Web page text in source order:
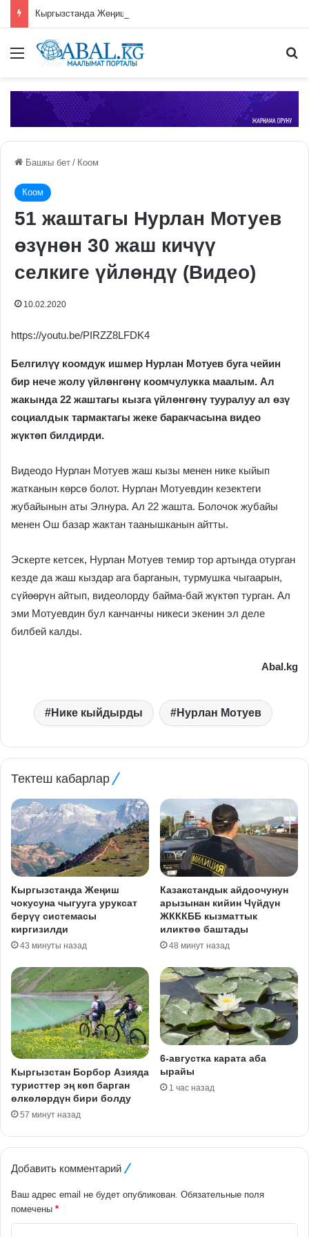
Меню
Башкы бет / Коом
Коом
51 жаштагы Нурлан Мотуев
өзүнөн 30 жаш кичүү
селкиге үйлөндү (Видео)
10.02.2020
https://youtu.be/PIRZZ8LFDK4
Белгилүү коомдук ишмер Нурлан Мотуев буга чейин
бир нече жолу үйлөнгөнү коомчулукка маалым. Ал
жакында 22 жаштагы кызга үйлөнгөнү тууралуу ал өзү
социалдык тармактагы жеке баракчасына видео
жүктөп билдирди.
Видеодо Нурлан Мотуев жаш кызы менен нике кыйып
жатканын көрсө болот. Нурлан Мотуевдин кезектеги
жубайынын аты Элнура. Ал 22 жашта. Болочок жубайы
менен Ош базар жактан таанышканын айтты.
Эскерте кетсек, Нурлан Мотуев темир тор артында отурган
кезде да жаш кыздар ага барганын, турмушка чыгаарын,
сүйөөрүн айтып, видеолорду байма-бай жүктөп турган. Ал
эми Мотуевдин бул канчанчы никеси экенин эл деле
билбей калды.
Abal.kg
Нике кыйдырды Нурлан Мотуев
Тектеш кабарлар
Кыргызстанда Жеңиш
чокусуна чыгууга уруксат
берүү системасы
киргизилди
43 минуты назад
Казакстандык айдоочунун
арызынан кийин Чүйдүн
ЖКККББ кызматтык
иликтөө баштады
48 минут назад
Кыргызстан Борбор Азияда
туристтер эң көп барган
өлкөлөрдүн бири болду
57 минут назад
6-августка карата аба
ырайы
1 час назад
Добавить комментарий
Ваш адрес email не будет опубликован. Обязательные поля
помечены *